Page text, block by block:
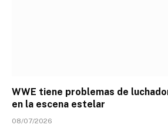
WWE tiene problemas de
en la escena estelar
08/07/2026